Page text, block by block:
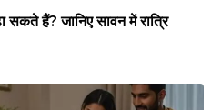
सकते हैं? जानिए सावन में रात्रि